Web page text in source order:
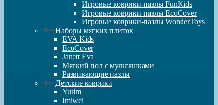
Игровые коврики-пазлы FunKids
Игровые коврики-пазлы EcoCover
Игровые коврики-пазлы WonderToys
Наборы мягких плиток
EVA Kids
EcoCover
Janett Eva
Мягкий пол с мультяшками
Развивающие пазлы
Детские коврики
Yurim
Imiwei